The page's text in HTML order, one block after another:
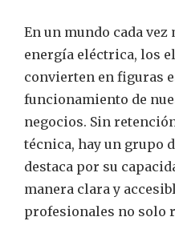
En un mundo cada
energía eléctrica, los
convierten en figuras
funcionamiento de
negocios. Sin
técnica, hay un grupo
destaca por su
manera clara y
profesionales no solo